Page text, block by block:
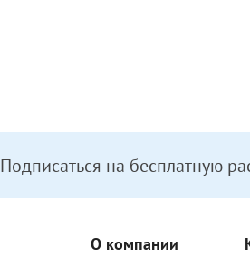
Подписаться на бесплатную
О компании